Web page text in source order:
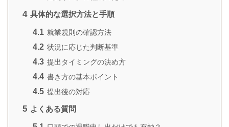
4 具体的な選択方法と手順
4.1 就業規則の確認方法
4.2 状況に応じた判断基準
4.3 提出タイミングの決め方
4.4 書き方の基本ポイント
4.5 提出後の対応
5 よくある質問